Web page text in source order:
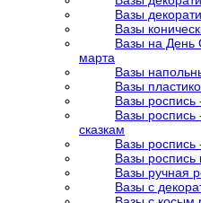
Вазы
Вазы
Вазы на День
марта
Вазы
Вазы
Вазы
Вазы роспись
сказкам
Вазы
Вазы роспись
Вазы ручная
Вазы с